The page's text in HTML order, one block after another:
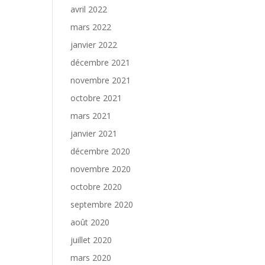
avril 2022
mars 2022
janvier 2022
décembre 2021
novembre 2021
octobre 2021
mars 2021
janvier 2021
décembre 2020
novembre 2020
octobre 2020
septembre 2020
août 2020
juillet 2020
mars 2020